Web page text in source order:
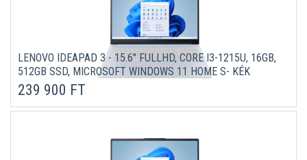
LENOVO IDEAPAD 3 - 15.6" FULLHD, CORE I3-1215U, 16GB,
512GB SSD, MICROSOFT WINDOWS 11 HOME S- KÉK
LAPTOP 3 ÉV GARANCIÁVAL
239 900 FT